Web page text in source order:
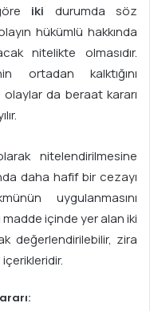
iki durumda söz
hükümlü hakkında
nitelikte olmasıdır.
ortadan kalktığını
da beraat kararı
nitelendirilmesine
daha hafif bir cezayı
uygulanmasını
madde içinde yer alan iki
değerlendirilebilir, zira